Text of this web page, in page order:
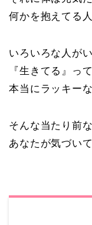
何かを抱えてる人
いろいろな人が
『生きてる』っ
本当にラッキーな
そんな当たり前
あなたが気づい